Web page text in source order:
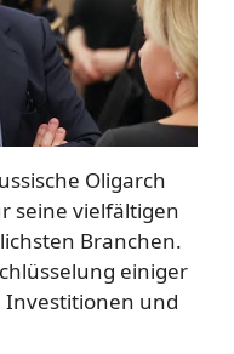
Oligarch
seine vielfältigen
Branchen.
einiger
und